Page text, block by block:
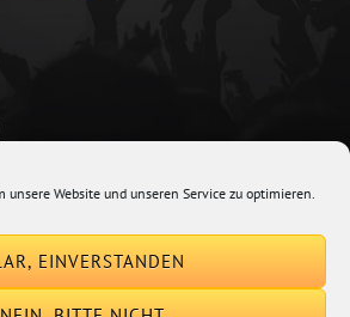
unsere Website und unseren Service zu optimieren.
EINVERSTANDEN
By Catch Themes